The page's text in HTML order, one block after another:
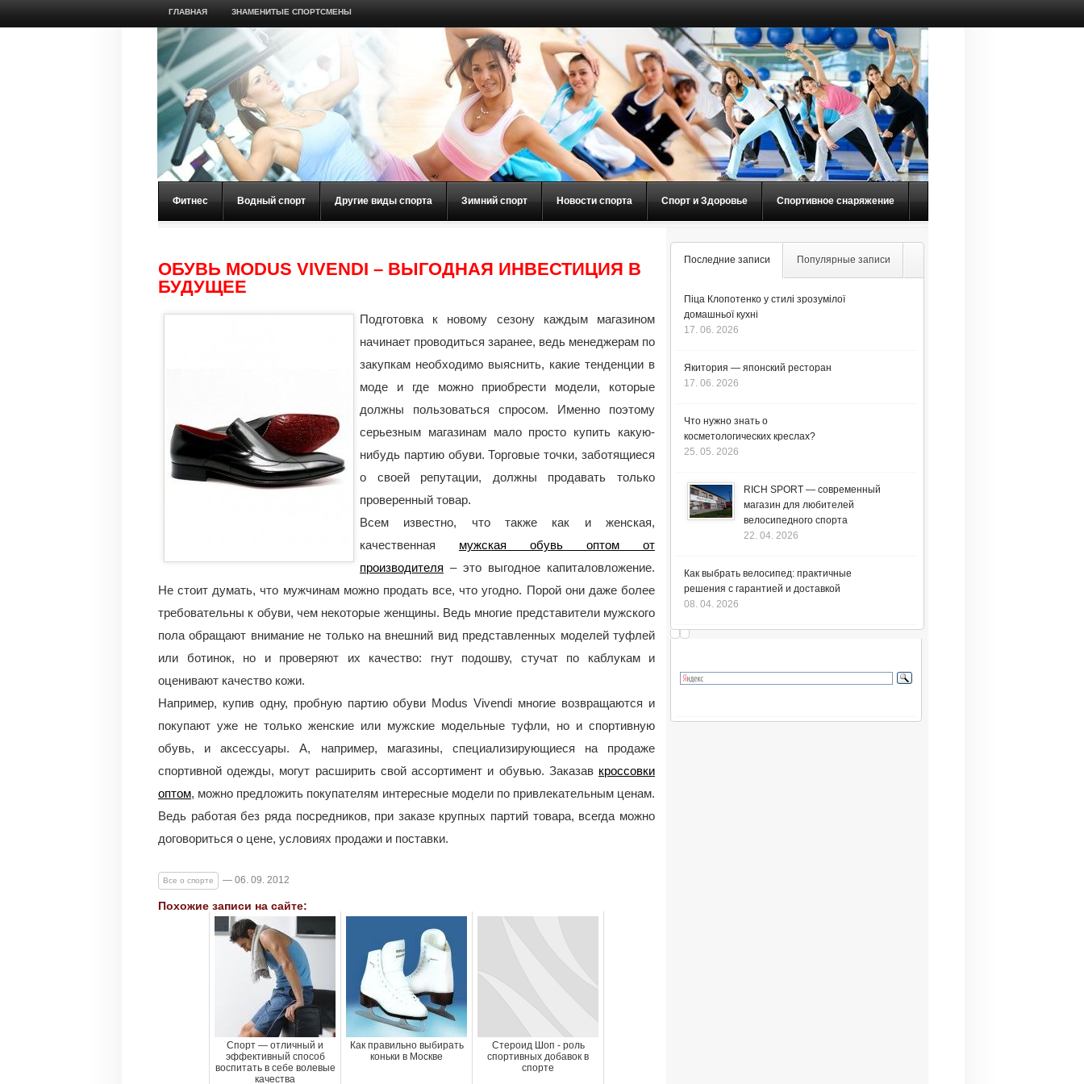
ГЛАВНАЯ ЗНАМЕНИТЫЕ СПОРТСМЕНЫ
Фитнес Водный спорт Другие виды спорта Зимний спорт Новости спорта Спорт и Здоровье Спортивное снаряжение
ОБУВЬ MODUS VIVENDI – ВЫГОДНАЯ ИНВЕСТИЦИЯ В
БУДУЩЕЕ
Подготовка к новому сезону каждым магазином
начинает проводиться заранее, ведь менеджерам по
закупкам необходимо выяснить, какие тенденции в
моде и где можно приобрести модели, которые
должны пользоваться спросом. Именно поэтому
серьезным магазинам мало просто купить какую-
нибудь партию обуви. Торговые точки, заботящиеся
о своей репутации, должны продавать только
проверенный товар.
Всем известно, что также как и женская,
качественная мужская обувь оптом от
производителя – это выгодное капиталовложение.
Не стоит думать, что мужчинам можно продать все, что угодно. Порой они даже более
требовательны к обуви, чем некоторые женщины. Ведь многие представители мужского
пола обращают внимание не только на внешний вид представленных моделей туфлей
или ботинок, но и проверяют их качество: гнут подошву, стучат по каблукам и
оценивают качество кожи.
Например, купив одну, пробную партию обуви Modus Vivendi многие возвращаются и
покупают уже не только женские или мужские модельные туфли, но и спортивную
обувь, и аксессуары. А, например, магазины, специализирующиеся на продаже
спортивной одежды, могут расширить свой ассортимент и обувью. Заказав кроссовки
оптом, можно предложить покупателям интересные модели по привлекательным ценам.
Ведь работая без ряда посредников, при заказе крупных партий товара, всегда можно
договориться о цене, условиях продажи и поставки.
Все о спорте — 06. 09. 2012
Похожие записи на сайте:
Спорт — отличный и
эффективный способ
воспитать в себе волевые
качества
Как правильно выбирать
коньки в Москве
Стероид Шоп - роль
спортивных добавок в
спорте
Последние записи Популярные записи
Піца Клопотенко у стилі зрозумілої
домашньої кухні
17. 06. 2026
Якитория — японский ресторан
17. 06. 2026
Что нужно знать о
косметологических креслах?
25. 05. 2026
RICH SPORT — современный
магазин для любителей
велосипедного спорта
22. 04. 2026
Как выбрать велосипед: практичные
решения с гарантией и доставкой
08. 04. 2026